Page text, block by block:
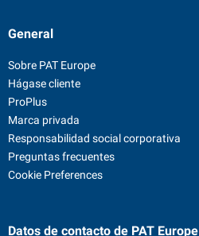
General
Sobre PAT Europe
Hágase cliente
ProPlus
Marca privada
Responsabilidad social corporativa
Preguntas frecuentes
Cookie Preferences
Datos de contacto de PAT Europe